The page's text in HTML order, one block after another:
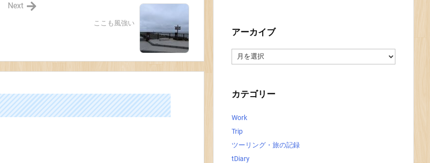
ここも風強い
Next
アーカイブ
ー
カテゴリー
Work
Trip
ツーリング・旅の記録
tDiary